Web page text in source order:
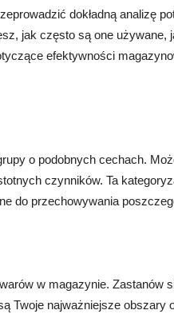
dokładną analizę
jak często są one używane,
efektywności
o podobnych cechach.
czynników. Ta
do przechowywania
w magazynie. Zastanów
Twoje najważniejsze obszary